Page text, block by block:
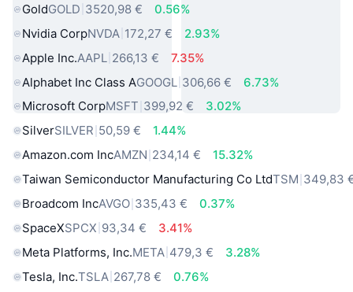
GoldGOLD 3520,98 €
0.56%
Nvidia CorpNVDA 172,27 €
2.93%
Apple Inc.AAPL 266,13 €
7.35%
Alphabet Inc Class AGOOGL 306,66 €
6.73%
Microsoft CorpMSFT 399,92 €
3.02%
SilverSILVER 50,59 €
1.44%
Amazon.com IncAMZN 234,14 €
15.32%
Taiwan Semiconductor Manufacturing Co LtdTSM 349,83
Broadcom IncAVGO 335,43 €
0.37%
SpaceXSPCX 93,34 €
3.41%
Meta Platforms, Inc.META 479,3 €
3.28%
Tesla, Inc.TSLA 267,78 €
0.76%